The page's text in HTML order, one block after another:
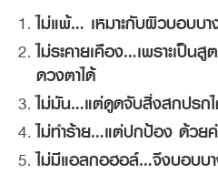
ไม่แพ้… เหมาะกับผิวบอบบา
ไม่ระคายเคือง…เพราะเป็น
ดวงตาได้
ไม่มัน…แต่ดูดจับสิ่งสกปรก
ไม่ทำร้าย…แต่ปกป้อง ด้วย
ไม่มีแอลกอฮอล์…จึงบอบบ